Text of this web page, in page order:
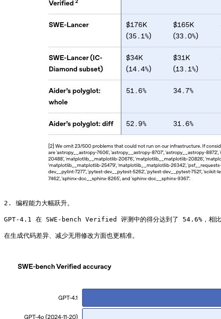
2. 编程能力大幅跃升。
GPT‑4.1 在 SWE-bench Verified 评测中的得分达到了 54.6%，相
在生成代码差异、减少无用修改方面也更精准。